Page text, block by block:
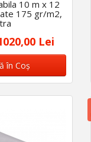
10 m x 12
175 gr/m2,
Lei
în Coş